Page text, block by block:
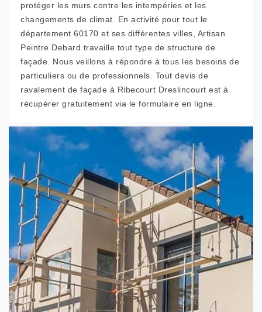
protéger les murs contre les intempéries et les
changements de climat. En activité pour tout le
département 60170 et ses différentes villes, Artisan
Peintre Debard travaille tout type de structure de
façade. Nous veillons à répondre à tous les besoins de
particuliers ou de professionnels. Tout devis de
ravalement de façade à Ribecourt Dreslincourt est à
récupérer gratuitement via le formulaire en ligne.